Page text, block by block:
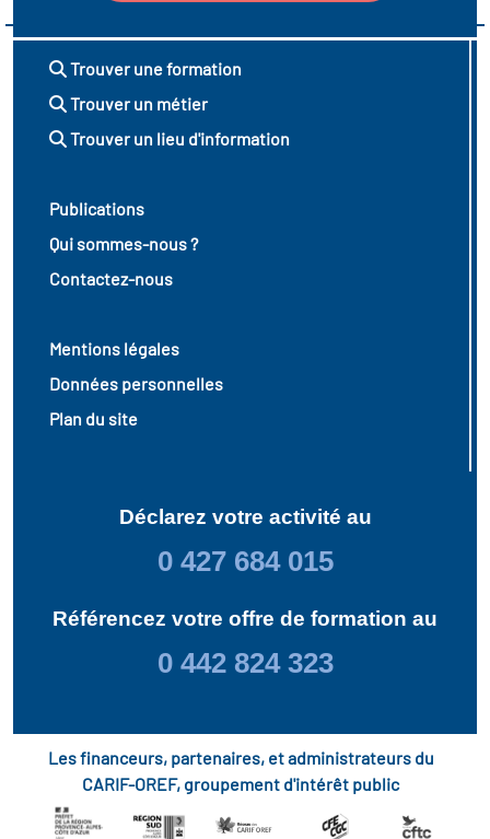
Trouver une formation
Trouver un métier
Trouver un lieu d'information
Publications
Qui sommes-nous ?
Contactez-nous
Mentions légales
Données personnelles
Plan du site
Déclarez votre activité au
0 427 684 015
Référencez votre offre de formation au
0 442 824 323
Les financeurs, partenaires, et administrateurs du
CARIF-OREF, groupement d'intérêt public